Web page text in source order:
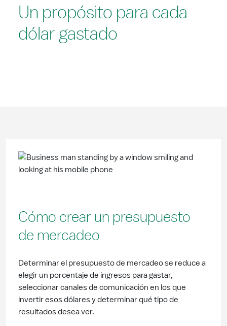
Un propósito para cada
dólar gastado
Cómo crear un presupuesto
de mercadeo
Determinar el presupuesto de mercadeo se reduce a
elegir un porcentaje de ingresos para gastar,
seleccionar canales de comunicación en los que
invertir esos dólares y determinar qué tipo de
resultados desea ver.